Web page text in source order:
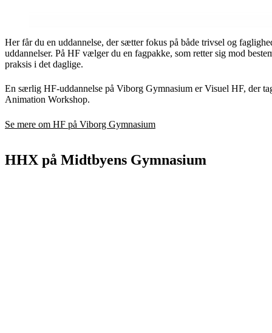
Her får du en uddannelse, der sætter fokus på både trivsel og
uddannelser. På HF vælger du en fagpakke, som retter sig mod
praksis i det daglige.
En særlig HF-uddannelse på Viborg Gymnasium er Visuel HF, der
Animation Workshop.
Se mere om HF på Viborg Gymnasium
HHX på Midtbyens Gymnasium